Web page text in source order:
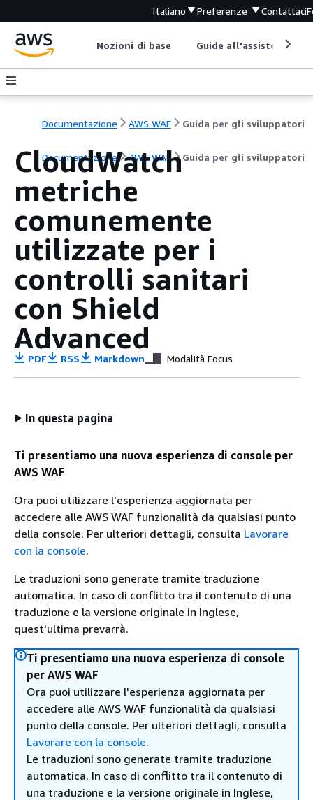
Italiano Preferenze Contattaci
Nozioni di base Guide all'assistenza
Documentazione AWS WAF Guida per gli sviluppatori
Documentazione AWS WAF Guida per gli sviluppatori
CloudWatch
metriche
comunemente
utilizzate per i
controlli sanitari
con Shield
Advanced
PDF RSS Markdown Modalità Focus
In questa pagina
Ti presentiamo una nuova esperienza di console per
AWS WAF
Ora puoi utilizzare l'esperienza aggiornata per
accedere alle AWS WAF funzionalità da qualsiasi punto
della console. Per ulteriori dettagli, consulta Lavorare
con la console.
Le traduzioni sono generate tramite traduzione
automatica. In caso di conflitto tra il contenuto di una
traduzione e la versione originale in Inglese,
quest'ultima prevarrà.
Ti presentiamo una nuova esperienza di console
per AWS WAF
Ora puoi utilizzare l'esperienza aggiornata per
accedere alle AWS WAF funzionalità da qualsiasi
punto della console. Per ulteriori dettagli, consulta
Lavorare con la console.
Le traduzioni sono generate tramite traduzione
automatica. In caso di conflitto tra il contenuto di
una traduzione e la versione originale in Inglese,